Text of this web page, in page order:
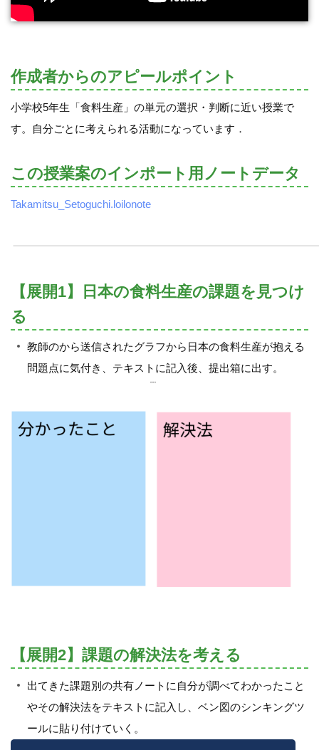
作成者からのアピールポイント
小学校5年生「食料生産」の単元の選択・判断に近い授業で
す。自分ごとに考えられる活動になっています．
この授業案のインポート用ノートデータ
Takamitsu_Setoguchi.loilonote
【展開1】日本の食料生産の課題を見つけ
る
教師のから送信されたグラフから日本の食料生産が抱える
問題点に気付き、テキストに記入後、提出箱に出す。
【展開2】課題の解決法を考える
出てきた課題別の共有ノートに自分が調べてわかったこと
やその解決法をテキストに記入し、ベン図のシンキングツ
ールに貼り付けていく。